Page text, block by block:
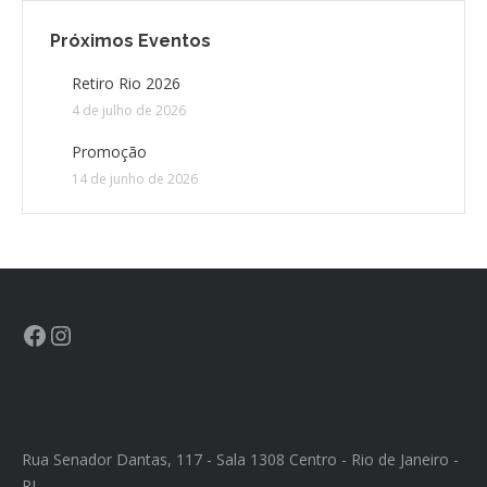
CONTRIBUIÇÕES
HISTÓRIA DE CCA/BR
Próximos Eventos
Retiro Rio 2026
4 de julho de 2026
Promoção
14 de junho de 2026
Rua Senador Dantas, 117 - Sala 1308 Centro - Rio de Janeiro -